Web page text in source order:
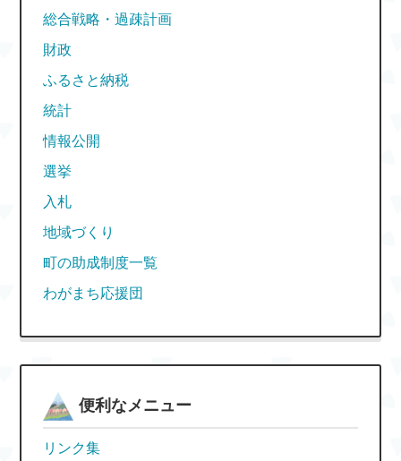
総合戦略・過疎計画
財政
ふるさと納税
統計
情報公開
選挙
入札
地域づくり
町の助成制度一覧
わがまち応援団
便利なメニュー
リンク集